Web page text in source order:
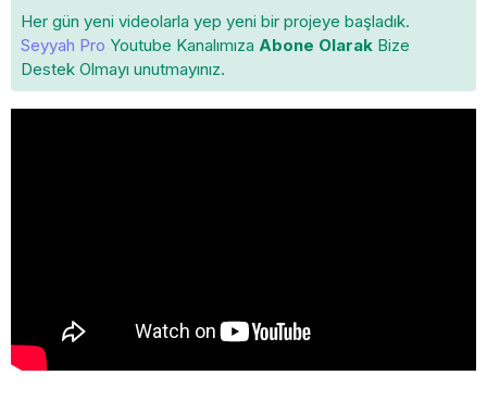
Her gün yeni videolarla yep yeni bir projeye başladık.
Seyyah Pro Youtube Kanalımıza Abone Olarak Bize
Destek Olmayı unutmayınız.